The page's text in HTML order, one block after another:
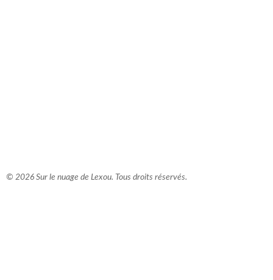
© 2026 Sur le nuage de Lexou. Tous droits réservés.